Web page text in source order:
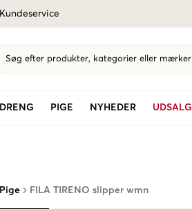
Kundeservice
Søg efter produkter, kategorier eller mærker
DRENG PIGE NYHEDER UDSALG
Pige FILA TIRENO slipper wmn